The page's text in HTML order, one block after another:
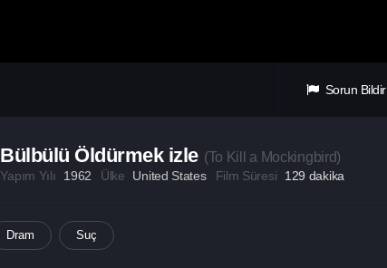
Sorun Bildir
Bülbülü Öldürmek izle (To Kill a Mockingbird)
Yapım Yılı 1962 Ülke United States Film Süresi 129 dakika
Dram Suç